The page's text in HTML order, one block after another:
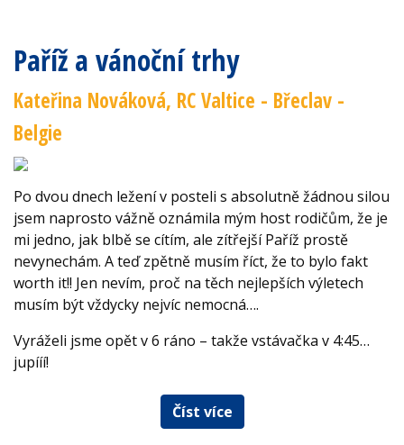
Paříž a vánoční trhy
Kateřina Nováková, RC Valtice - Břeclav -
Belgie
Po dvou dnech ležení v posteli s absolutně žádnou silou
jsem naprosto vážně oznámila mým host rodičům, že je
mi jedno, jak blbě se cítím, ale zítřejší Paříž prostě
nevynechám. A teď zpětně musím říct, že to bylo fakt
worth it!! Jen nevím, proč na těch nejlepších výletech
musím být vždycky nejvíc nemocná….
Vyráželi jsme opět v 6 ráno – takže vstávačka v 4:45…
jupííí!
Číst více